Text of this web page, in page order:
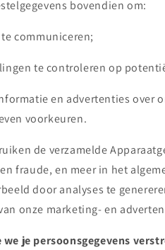
bovendien om:
communiceren;
te controleren op
en advertenties over
voorkeuren.
de verzamelde
fraude, en meer in het
door analyses te
onze marketing- en
we je persoonsgegevens